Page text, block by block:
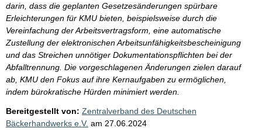
darin, dass die geplanten Gesetzesänderungen spürbare
Erleichterungen für KMU bieten, beispielsweise durch die
Vereinfachung der Arbeitsvertragsform, eine automatische
Zustellung der elektronischen Arbeitsunfähigkeitsbescheinigung
und das Streichen unnötiger Dokumentationspflichten bei der
Abfalltrennung. Die vorgeschlagenen Änderungen zielen darauf
ab, KMU den Fokus auf ihre Kernaufgaben zu ermöglichen,
indem bürokratische Hürden minimiert werden.
Bereitgestellt von: Zentralverband des Deutschen
Bäckerhandwerks e.V. am 27.06.2024